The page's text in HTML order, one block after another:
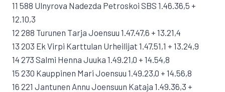
11 588 Ulnyrova Nadezda Petroskoi SBS 1.46.36,5 +
12.10,3
12 288 Turunen Tarja Joensuu 1.47.47,6 + 13.21,4
13 203 Ek Virpi Karttulan Urheilijat 1.47.51,1 + 13.24,9
14 273 Salmi Henna Juuka 1.49.21,0 + 14.54,8
15 230 Kauppinen Mari Joensuu 1.49.23,0 + 14.56,8
16 221 Jantunen Annu Joensuun Kataja 1.49.36,3 +